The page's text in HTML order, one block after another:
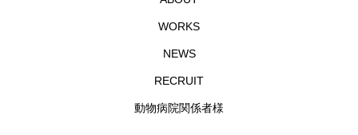
WORKS
NEWS
RECRUIT
動物病院関係者様